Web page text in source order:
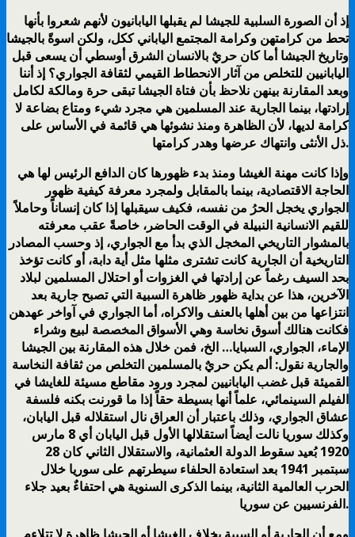
إذ أن الصورة السلبية للجيشا لم يقبلها اليابانيون لأنهم شعروا بأنها
تحط من كرامتهن وكرامة المجتمع الياباني ككل، ولكن اسوةً بالجيشا
وتاريخ الجيشا أما كان حريٌ بالانسان الشرق أوسطي أن يسعى قبل
اليابانيين للتخلص من آثار الانحطاط القيمي لثقافة الجواري؟ إذ أننا
وبعد المقارنة بينهن نلاحظ بأن فتاة الجيشا تبقى حرة ومالكة لكامل
إرادتها، بينما الجارية عند المسلمين هي مجرد شيء ومتاع بضاعة لا
كرامة لديها، لأن الظاهرة ومنذ نشوئها هي قائمة في الأساس على
ذل الأنثى وانتهاك عرضها وهدر كرامتها.
وإذا كانت مهنة الغيشا ومنذ بدء ظهورها كان الدافع الرئيس لها هي
الحاجة الاقتصادية، بينما بالمقابل ولمجرد معرفة كيفية ظهور
الجواري يخجل الحرُ من نفسه، فكيف سيقبلها إذا كان إنساناً وحاملاً
للقيم الانسانية النبيلة في الوقت الحاضر، خاصةً عقب معرفته
بالمشوار التاريخي المخجل الذي بدأ مع الجواري، إذ وحسب المصادر
التاريخية أن الجارية كانت تشترى مثلها مثل أية دابة، أو كانت تؤخذ
بحد السيف رغماً عن إرادتها في الغزوات أو احتلال المسلمين لبلاد
الآخرين، هذا عن بداية ظهور ظاهرة السبية التي تصبح جارية بعد
انتزاعها من بين أهلها بالعنف والاكراه، أما الجواري في آواخر عهدهن
فكانت هنالك أسوق نخاسة وهي الأسواق المخصصة لبيع وشراء
الإماء، الجواري، السبايا… الخ، فمن خلال هذه المقارنة بين الجيشا
والجارية نقول: ألم يكن حريٌ بالمسلمين التخلص من ثقافة النخاسة
القميئة قبل غضب اليابانيين لمجرد ورود مقاطع مسيئة للغايشا في
الفيلم السينمائي، علماً أنها بسيطة حقاً إذا ما قورنت بكنه فلسفة
عشاق الجواري، وذلك باعتبار أن العراق نال استقلاله قبل اليابان،
وكذلك سوريا نالت أيضاً استقلالها الأول قبل اليابان أي 8 مارس
1920 بُعيد سقوط الدولة العثمانية، والاستقلال الثاني كان 28
سبتمبر 1941 بعد استعادة الحلفاء سيطرتهم على سوريا خلال
الحرب العالمية الثانية، بينما الذكرى السنوية هي احتفاءٌ بعيد جلاء
الفرنسيين عن سوريا.